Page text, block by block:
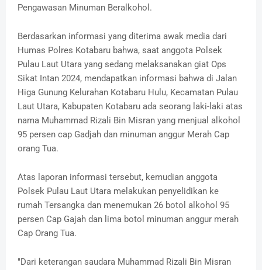
Pengawasan Minuman Beralkohol.
Berdasarkan informasi yang diterima awak media dari
Humas Polres Kotabaru bahwa, saat anggota Polsek
Pulau Laut Utara yang sedang melaksanakan giat Ops
Sikat Intan 2024, mendapatkan informasi bahwa di Jalan
Higa Gunung Kelurahan Kotabaru Hulu, Kecamatan Pulau
Laut Utara, Kabupaten Kotabaru ada seorang laki-laki atas
nama Muhammad Rizali Bin Misran yang menjual alkohol
95 persen cap Gadjah dan minuman anggur Merah Cap
orang Tua.
Atas laporan informasi tersebut, kemudian anggota
Polsek Pulau Laut Utara melakukan penyelidikan ke
rumah Tersangka dan menemukan 26 botol alkohol 95
persen Cap Gajah dan lima botol minuman anggur merah
Cap Orang Tua.
"Dari keterangan saudara Muhammad Rizali Bin Misran